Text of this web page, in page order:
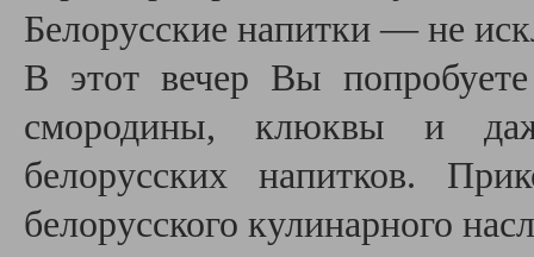
Белорусские напитки — не
В этот вечер Вы
смородины, клюквы и
белорусских напитков.
белорусского кулинарного